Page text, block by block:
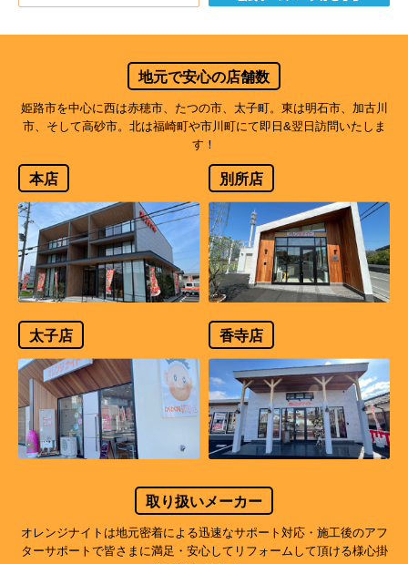
地元で安心の店舗数
姫路市を中心に西は赤穂市、たつの市、太子町。東は明石市、加古川
市、そして高砂市。北は福崎町や市川町にて即日&翌日訪問いたしま
す！
本店 別所店
太子店 香寺店
取り扱いメーカー
オレンジナイトは地元密着による迅速なサポート対応・施工後のアフ
ターサポートで皆さまに満足・安心してリフォームして頂ける様心掛